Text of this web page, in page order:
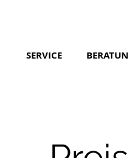
SERVICE